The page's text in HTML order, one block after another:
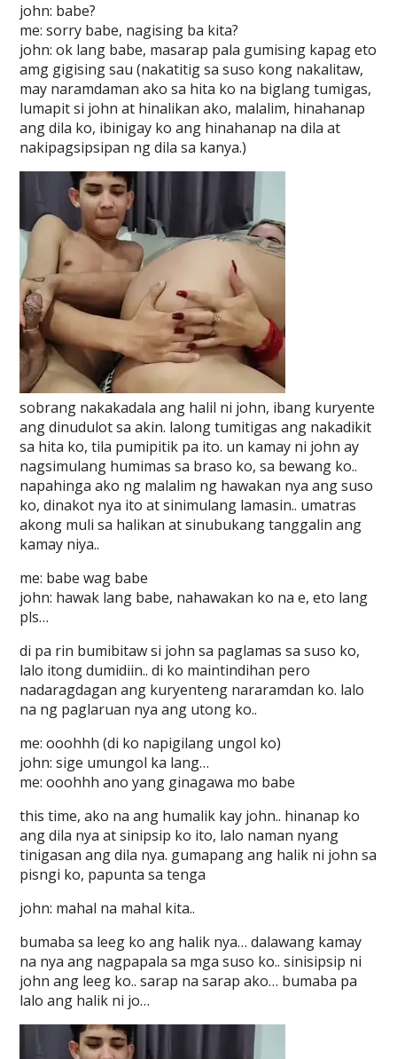
john: babe?
me: sorry babe, nagising ba kita?
john: ok lang babe, masarap pala gumising kapag eto
amg gigising sau (nakatitig sa suso kong nakalitaw,
may naramdaman ako sa hita ko na biglang tumigas,
lumapit si john at hinalikan ako, malalim, hinahanap
ang dila ko, ibinigay ko ang hinahanap na dila at
nakipagsipsipan ng dila sa kanya.)
sobrang nakakadala ang halil ni john, ibang kuryente
ang dinudulot sa akin. lalong tumitigas ang nakadikit
sa hita ko, tila pumipitik pa ito. un kamay ni john ay
nagsimulang humimas sa braso ko, sa bewang ko..
napahinga ako ng malalim ng hawakan nya ang suso
ko, dinakot nya ito at sinimulang lamasin.. umatras
akong muli sa halikan at sinubukang tanggalin ang
kamay niya..
me: babe wag babe
john: hawak lang babe, nahawakan ko na e, eto lang
pls…
di pa rin bumibitaw si john sa paglamas sa suso ko,
lalo itong dumidiin.. di ko maintindihan pero
nadaragdagan ang kuryenteng nararamdan ko. lalo
na ng paglaruan nya ang utong ko..
me: ooohhh (di ko napigilang ungol ko)
john: sige umungol ka lang…
me: ooohhh ano yang ginagawa mo babe
this time, ako na ang humalik kay john.. hinanap ko
ang dila nya at sinipsip ko ito, lalo naman nyang
tinigasan ang dila nya. gumapang ang halik ni john sa
pisngi ko, papunta sa tenga
john: mahal na mahal kita..
bumaba sa leeg ko ang halik nya… dalawang kamay
na nya ang nagpapala sa mga suso ko.. sinisipsip ni
john ang leeg ko.. sarap na sarap ako… bumaba pa
lalo ang halik ni jo…